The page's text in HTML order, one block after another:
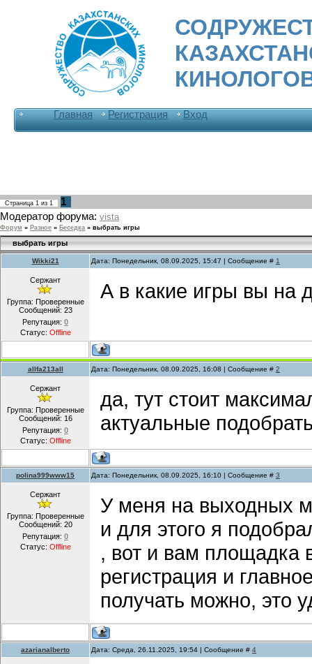
Главная Регистрация Вход
Страница 1 из 1
1
Модератор форума: vista
Форум » Разное » Беседка » выбрать игры
выбрать игры
Wikki21 Дата: Понедельник, 08.09.2025, 15:47 | Сообщение # 1
Сержант
Группа: Проверенные
Сообщений: 23
Репутация: 0
Статус: Offline
А в какие игры вы на
allfa213all Дата: Понедельник, 08.09.2025, 16:08 | Сообщение # 2
Сержант
Группа: Проверенные
Сообщений: 16
Репутация: 0
Статус: Offline
да, тут стоит
актуальные
polina999www15 Дата: Понедельник, 08.09.2025, 16:10 | Сообщение # 3
Сержант
Группа: Проверенные
Сообщений: 20
Репутация: 0
Статус: Offline
У меня на выходных
и для этого я
, вот и вам
регистрация и
получать можно, это
azarianalberto Дата: Среда, 26.11.2025, 19:54 | Сообщение # 4